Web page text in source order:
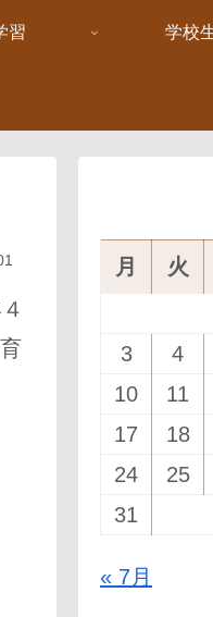
習 学校
月
火
3
4
10
11
17
18
24
25
31
« 7月